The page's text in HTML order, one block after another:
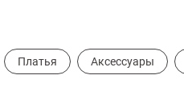
Платья Аксессуары